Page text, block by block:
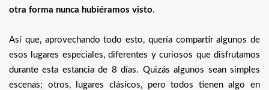
otra forma nunca hubiéramos visto.
Así que, aprovechando todo esto, quería compartir algunos de
esos lugares especiales, diferentes y curiosos que disfrutamos
durante esta estancia de 8 días. Quizás algunos sean simples
escenas; otros, lugares clásicos, pero todos tienen algo en